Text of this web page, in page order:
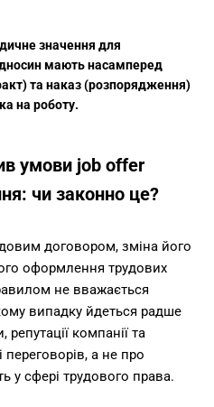
значення для
мають насамперед
та наказ (розпорядження)
на роботу.
умови job offer
чи законно це?
договором, зміна його
оформлення трудових
не вважається
випадку йдеться радше
компанії та
переговорів, а не про
у сфері трудового права.